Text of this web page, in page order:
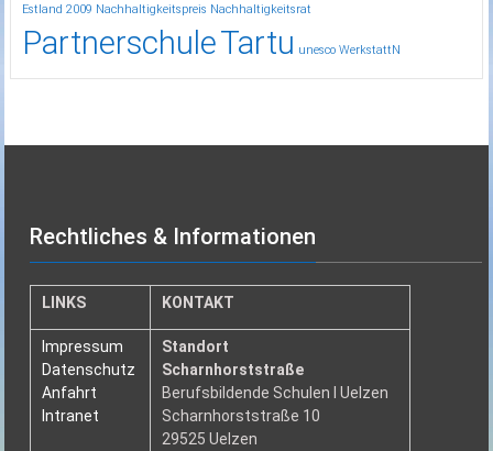
Estland 2009 Nachhaltigkeitspreis Nachhaltigkeitsrat
PartnerschuleTartu unesco WerkstattN
Rechtliches & Informationen
LINKS KONTAKT
Impressum
Datenschutz
Anfahrt
Intranet
Standort
Scharnhorststraße
Berufsbildende Schulen I Uelzen
Scharnhorststraße 10
29525 Uelzen